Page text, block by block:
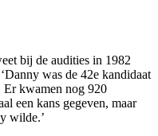
bij de audities in 1982
was de 42e kandidaat
Er kwamen nog 920
een kans gegeven, maar
wilde.’